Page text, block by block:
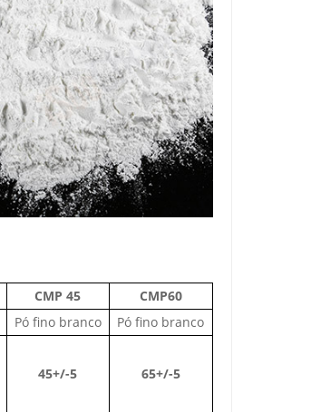
CMP 45
CMP60
Pó fino branco
Pó fino branco
45+/-5 65+/-5